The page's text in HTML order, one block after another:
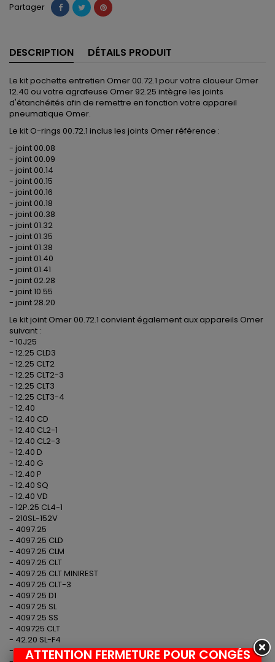
Partager
DESCRIPTION DÉTAILS PRODUIT
Le kit pochette entretien Omer 00.72.1 pour votre cloueur Omer
12.40 ou votre agrafeuse Omer 92.25 intègre les joints
d'étanchéités afin de remettre en fonction votre appareil
pneumatique Omer.
Le kit O-rings 00.72.1 inclus les joints Omer référence :
- joint 00.08
- joint 00.09
- joint 00.14
- joint 00.15
- joint 00.16
- joint 00.18
- joint 00.38
- joint 01.32
- joint 01.35
- joint 01.38
- joint 01.40
- joint 01.41
- joint 02.28
- joint 10.55
- joint 28.20
Le kit joint Omer 00.72.1 convient également aux appareils Omer
suivant :
- 10J25
- 12.25 CLD3
- 12.25 CLT2
- 12.25 CLT2-3
- 12.25 CLT3
- 12.25 CLT3-4
- 12.40
- 12.40 CD
- 12.40 CL2-1
- 12.40 CL2-3
- 12.40 D
- 12.40 G
- 12.40 P
- 12.40 SQ
- 12.40 VD
- 12P.25 CL4-1
- 210SL-152V
- 4097.25
- 4097.25 CLD
- 4097.25 CLM
- 4097.25 CLT
- 4097.25 CLT MINIREST
- 4097.25 CLT-3
- 4097.25 D1
- 4097.25 SL
- 4097.25 SS
- 409725 CLT
- 42.20 SL-F4
- 42.20 SL-P9
ATTENTION FERMETURE POUR CONGÉS